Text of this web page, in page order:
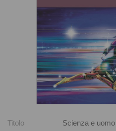
Titolo
Scienza e uomo